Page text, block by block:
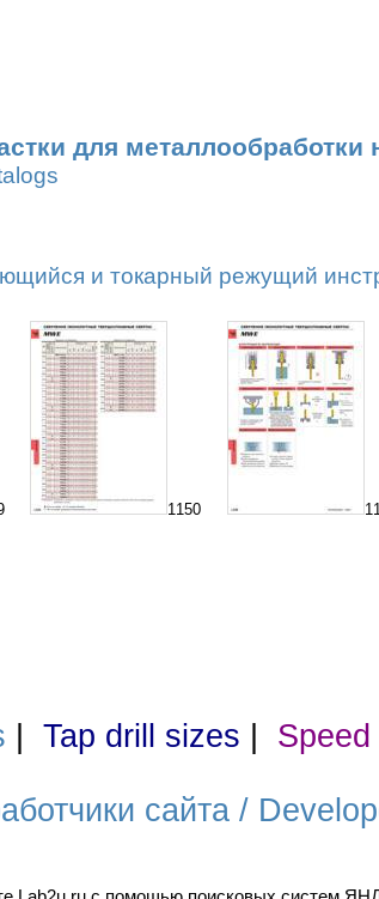
для металлообработки
и токарный режущий
1150
Tap drill sizes
сайта /